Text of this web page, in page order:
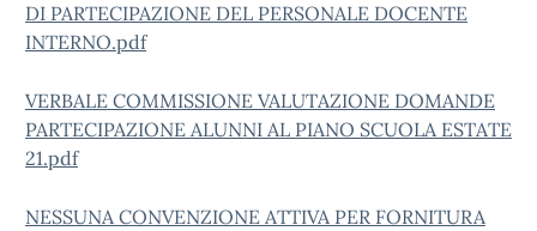
DI PARTECIPAZIONE DEL PERSONALE DOCENTE
INTERNO.pdf
VERBALE COMMISSIONE VALUTAZIONE DOMANDE
PARTECIPAZIONE ALUNNI AL PIANO SCUOLA ESTATE
21.pdf
NESSUNA CONVENZIONE ATTIVA PER FORNITURA